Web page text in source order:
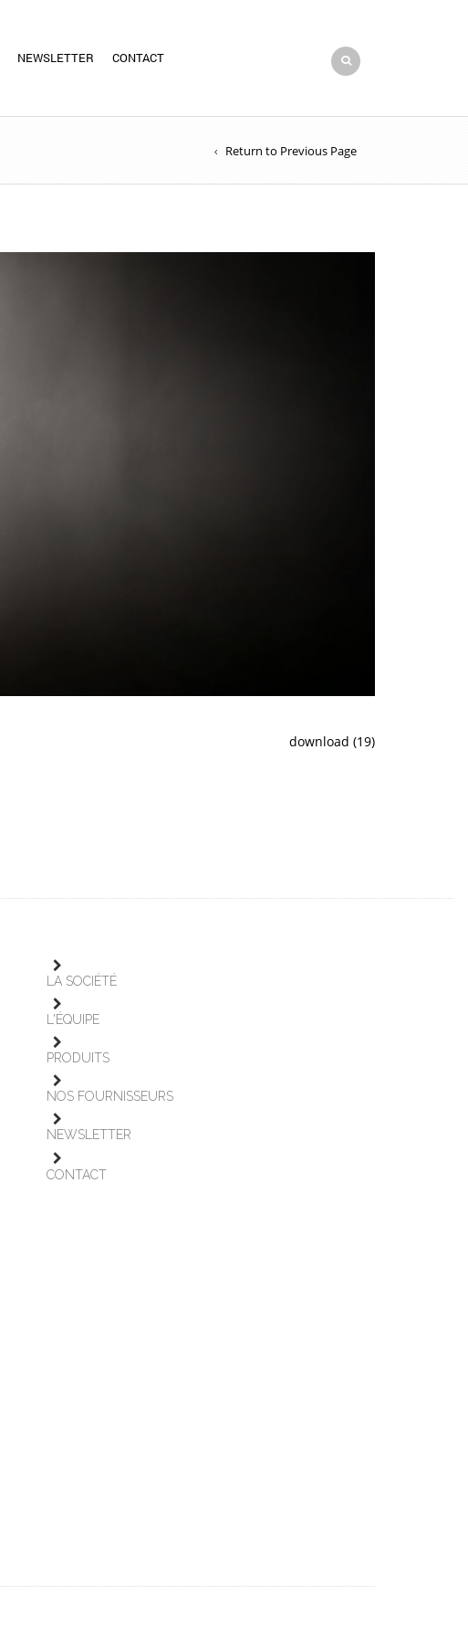
NEWSLETTER CONTACT
Return to Previous Page
download (19)
LA SOCIÉTÉ
L'ÉQUIPE
PRODUITS
NOS FOURNISSEURS
NEWSLETTER
CONTACT